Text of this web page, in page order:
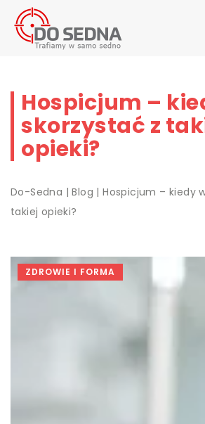
Hospicjum –
skorzystać z
opieki?
Do-Sedna |Blog |Hospicjum – kiedy
takiej opieki?
ZDROWIE I FORMA